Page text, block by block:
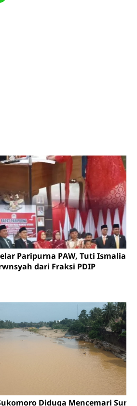
Paripurna PAW, Tuti Ismalia
dari Fraksi PDIP
Diduga Mencemari